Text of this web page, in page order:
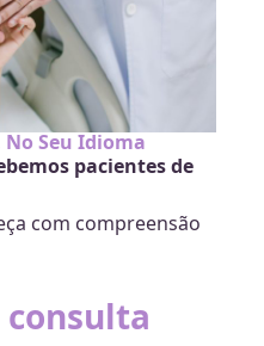
Seu Idioma
pacientes de
com compreensão